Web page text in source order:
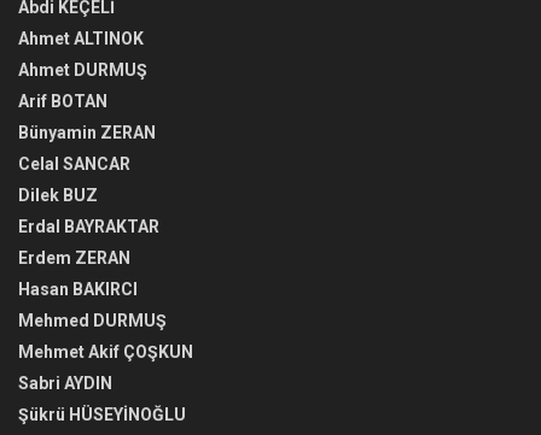
Abdi KEÇELİ
Ahmet ALTINOK
Ahmet DURMUŞ
Arif BOTAN
Bünyamin ZERAN
Celal SANCAR
Dilek BUZ
Erdal BAYRAKTAR
Erdem ZERAN
Hasan BAKIRCI
Mehmed DURMUŞ
Mehmet Akif ÇOŞKUN
Sabri AYDIN
Şükrü HÜSEYİNOĞLU